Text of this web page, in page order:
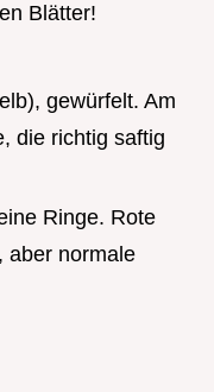
Blätter!
gewürfelt. Am
die richtig saftig
Ringe. Rote
aber normale